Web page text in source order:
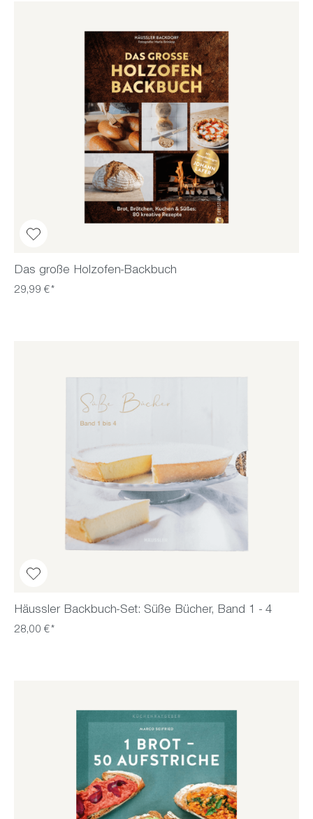
Das große Holzofen-Backbuch
29,99 €*
Häussler Backbuch-Set: Süße Bücher, Band 1 - 4
28,00 €*